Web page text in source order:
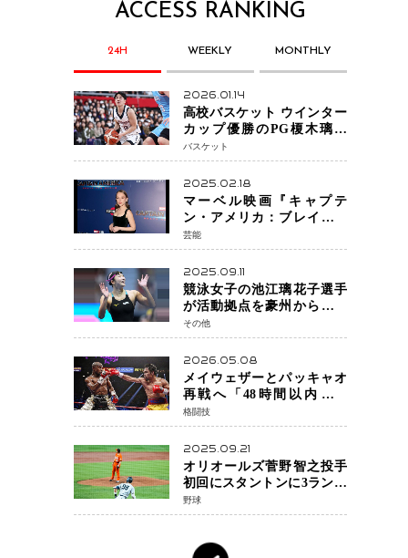
ACCESS RANKING
24H WEEKLY MONTHLY
2026.01.14
高校バスケット ウインター
カップ優勝のPG榎木璃旺
（えのき・りお）がプロの
現場へ―。
バスケット
2025.02.18
マーベル映画『キャプテ
ン・アメリカ：ブレイブ・
ニュー・ワールド』 新ブラ
ック・ウィドウ役のシラ・
ハースとは！？
芸能
2025.09.11
競泳女子の池江璃花子選手
が活動拠点を豪州から日本
へ！ 豪州での挑戦を糧に、
28年ロサンゼルス五輪へ再
始動
その他
2026.05.08
メイウェザーとパッキャオ
再戦へ「48時間以内に決
着」公式戦かエキシビショ
ンか混迷続く
格闘技
2025.09.21
オリオールズ菅野智之投手
初回にスタントンに3ラン被
弾 3回6安打4失点で降板
野球